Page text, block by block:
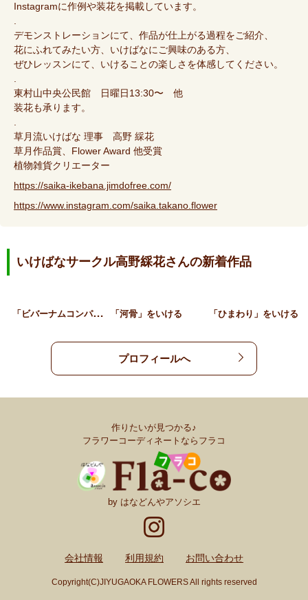
Instagramに作例や装花を掲載しています。
デモンストレーションにて、作品が仕上がる過程をご紹介、
花にふれてみたい方、いけばなにご興味のある方、
ぜひレッスンにて、いけることの楽しさを体感してください。
東村山中央公民館 日曜日13:30〜 他
装花も承ります。
草月流いけばな 理事 高野 綵花
草月作品賞、Flower Award 他受賞
植物雑貨クリエーター
https://saika-ikebana.jimdofree.com/
https://www.instagram.com/saika.takano.flower
いけばなサークル高野綵花さんの新着作品
「
ビバーナムコンパクタ」を… 「河骨」をいける 「ひまわり」をいける
プロフィールへ
作りたいが見つかる♪
フラワーコーディネートならフラコ
by はなどんやアソシエ
会社情報 利用規約 お問い合わせ
Copyright(C)JIYUGAOKA FLOWERS All rights reserved